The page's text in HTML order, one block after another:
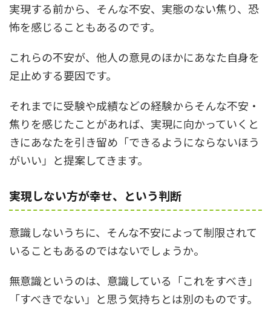
実現する前から、そんな不安、実態のない焦り、恐
怖を感じることもあるのです。
これらの不安が、他人の意見のほかにあなた自身を
足止めする要因です。
それまでに受験や成績などの経験からそんな不安・
焦りを感じたことがあれば、実現に向かっていくと
きにあなたを引き留め「できるようにならないほう
がいい」と提案してきます。
実現しない方が幸せ、という判断
意識しないうちに、そんな不安によって制限されて
いることもあるのではないでしょうか。
無意識というのは、意識している「これをすべき」
「すべきでない」と思う気持ちとは別のものです。